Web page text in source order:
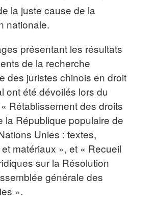
la juste cause de la
nationale.
présentant les résultats
de la recherche
des juristes chinois en droit
ont été dévoilés lors du
Rétablissement des droits
la République populaire de
Unies : textes,
matériaux », et « Recueil
sur la Résolution
générale des
».